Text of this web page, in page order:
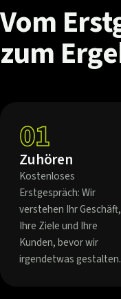
Vom
zum
01
Zuhören
Kostenloses
Erstgespräch: Wir
verstehen Ihr Geschäft,
Ihre Ziele und Ihre
Kunden, bevor wir
irgendetwas gestalten.